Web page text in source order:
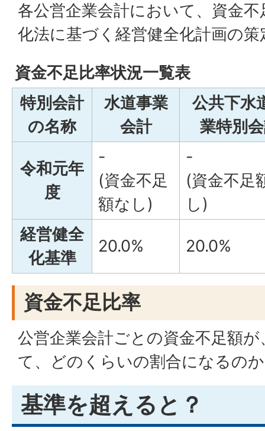
各公営企業会計において、資金
化法に基づく経営健全化計画の
資金不足比率状況一覧表
特別会計
の名称
水道事業
会計
公共下水
業特別
令和元年
度
-
(資金不足
額なし)
-
(資金不足
し)
経営健全
化基準
20.0% 20.0%
資金不足比率
公営企業会計ごとの資金不足額
て、どのくらいの割合になるの
基準を超えると？